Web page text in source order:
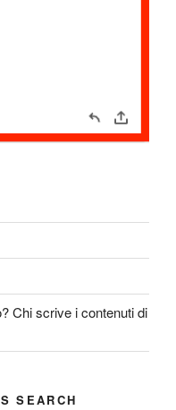
Chi scrive i contenuti di
SEARCH